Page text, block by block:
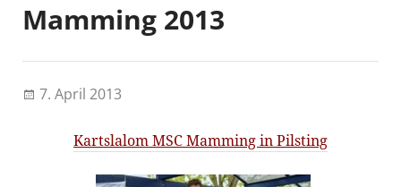
Mamming 2013
7. April 2013
Kartslalom MSC Mamming in Pilsting